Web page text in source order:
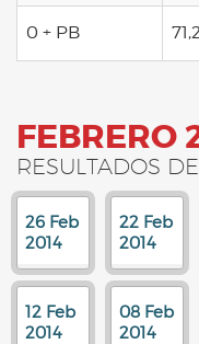
0 + PB
FEBRERO
RESULTADOS
26 Feb
2014
22 Feb
2014
12 Feb
2014
08 Feb
2014